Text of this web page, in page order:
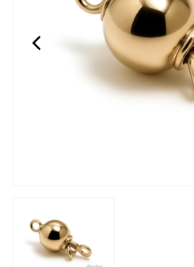
1 stuk 14 karaat gouden
knijpkraalverberger ca.
3mm
Mooi sluitend
Klik voor staffelkorting